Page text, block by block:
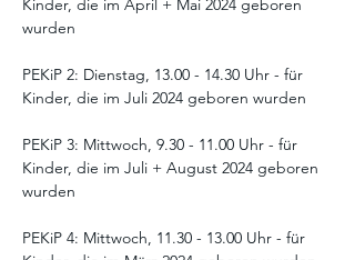
Kinder, die im April + Mai 2024 geboren
wurden
PEKiP 2: Dienstag, 13.00 - 14.30 Uhr - für
Kinder, die im Juli 2024 geboren wurden
PEKiP 3: Mittwoch, 9.30 - 11.00 Uhr - für
Kinder, die im Juli + August 2024 geboren
wurden
PEKiP 4: Mittwoch, 11.30 - 13.00 Uhr - für